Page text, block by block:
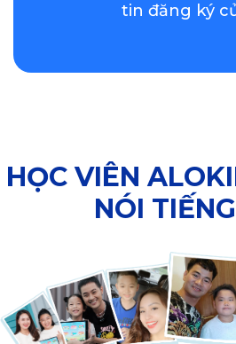
tin đăng ký
HỌC VIÊN
NÓI